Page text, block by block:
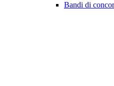
Bandi di